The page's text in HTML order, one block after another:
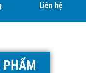
Liên hệ
PHẨM